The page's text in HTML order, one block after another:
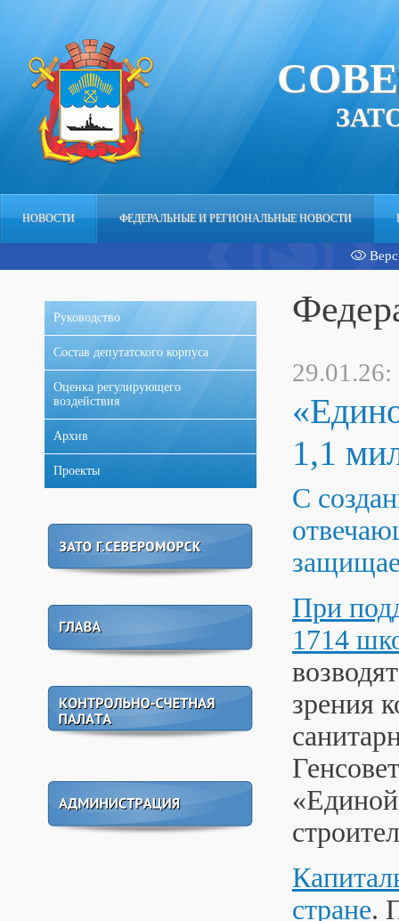
НОВОСТИ ФЕДЕРАЛЬНЫЕ И РЕГИОНАЛЬНЫЕ НОВОСТИ
АППАРАТ
Руководство
Состав депутатского корпуса
Оценка регулирующего
воздействия
Архив
Проекты
29.01.26:
1,1
С
При
1714
зрения
стране.